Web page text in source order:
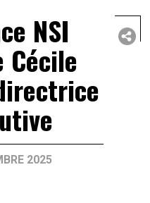
NSI
Cécile
2025